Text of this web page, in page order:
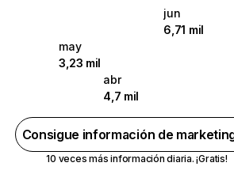
jun
6,71 mil
may
3,23 mil
abr
4,7 mil
Consigue información de
10 veces más información diaria. ¡Gratis!